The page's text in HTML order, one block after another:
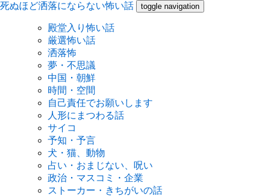
死ぬほど洒落にならない怖い話 toggle navigation
殿堂入り怖い話
厳選怖い話
洒落怖
夢・不思議
中国・朝鮮
時間・空間
自己責任でお願いします
人形にまつわる話
サイコ
予知・予言
犬・猫、動物
占い・おまじない、呪い
政治・マスコミ・企業
ストーカー・きちがいの話